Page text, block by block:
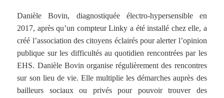
Danièle Bovin, diagnostiquée électro-hypersensible en
2017, après qu’un compteur Linky a été installé chez elle, a
créé l’association des citoyens éclairés pour alerter l’opinion
publique sur les difficultés au quotidien rencontrées par les
EHS. Danièle Bovin organise régulièrement des rencontres
sur son lieu de vie. Elle multiplie les démarches auprès des
bailleurs sociaux ou privés pour pouvoir trouver des